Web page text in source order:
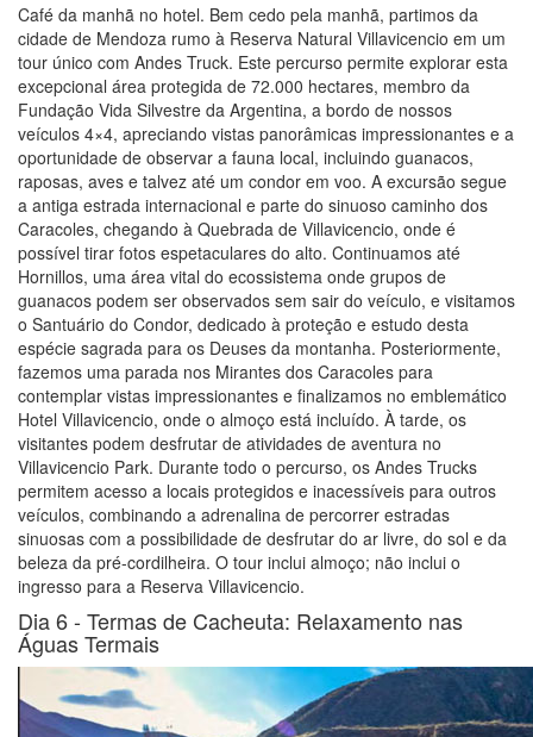
Café da manhã no hotel. Bem cedo pela manhã, partimos da
cidade de Mendoza rumo à Reserva Natural Villavicencio em um
tour único com Andes Truck. Este percurso permite explorar esta
excepcional área protegida de 72.000 hectares, membro da
Fundação Vida Silvestre da Argentina, a bordo de nossos
veículos 4×4, apreciando vistas panorâmicas impressionantes e a
oportunidade de observar a fauna local, incluindo guanacos,
raposas, aves e talvez até um condor em voo. A excursão segue
a antiga estrada internacional e parte do sinuoso caminho dos
Caracoles, chegando à Quebrada de Villavicencio, onde é
possível tirar fotos espetaculares do alto. Continuamos até
Hornillos, uma área vital do ecossistema onde grupos de
guanacos podem ser observados sem sair do veículo, e visitamos
o Santuário do Condor, dedicado à proteção e estudo desta
espécie sagrada para os Deuses da montanha. Posteriormente,
fazemos uma parada nos Mirantes dos Caracoles para
contemplar vistas impressionantes e finalizamos no emblemático
Hotel Villavicencio, onde o almoço está incluído. À tarde, os
visitantes podem desfrutar de atividades de aventura no
Villavicencio Park. Durante todo o percurso, os Andes Trucks
permitem acesso a locais protegidos e inacessíveis para outros
veículos, combinando a adrenalina de percorrer estradas
sinuosas com a possibilidade de desfrutar do ar livre, do sol e da
beleza da pré-cordilheira. O tour inclui almoço; não inclui o
ingresso para a Reserva Villavicencio.
Dia 6 - Termas de Cacheuta: Relaxamento nas
Águas Termais